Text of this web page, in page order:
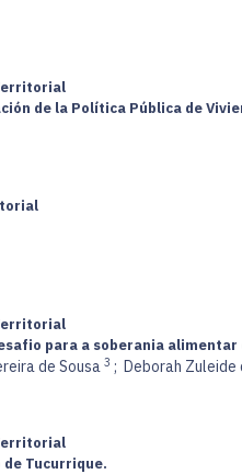
de la Política Pública de
para a soberania alimentar
de Sousa 3 ; Deborah Zuleide
Tucurrique.